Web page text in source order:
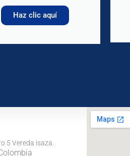
Haz clic aquí
5 Vereda isaza.